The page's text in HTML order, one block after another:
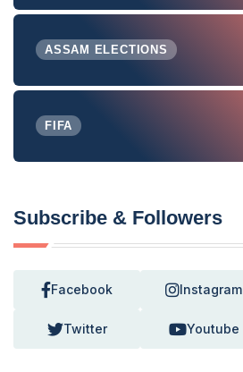
ASSAM ELECTIONS
FIFA
Subscribe & Followers
Facebook Instagram
Twitter Youtube